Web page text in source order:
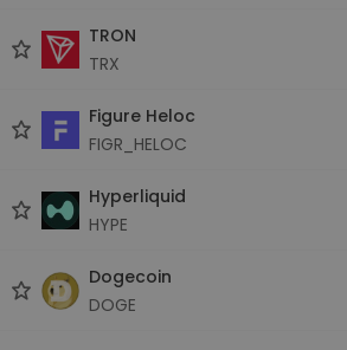
TRON
TRX
Figure Heloc
FIGR_HELOC
Hyperliquid
HYPE
Dogecoin
DOGE